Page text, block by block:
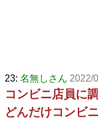
23: 名無しさん 2022/
コンビニ店員に
どんだけコンビ